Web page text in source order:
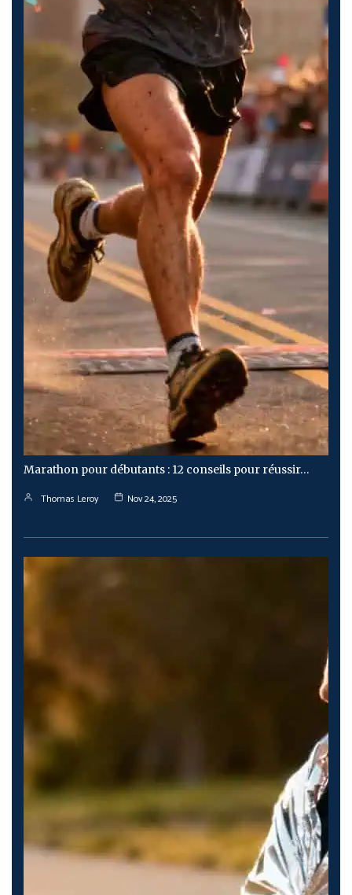
Marathon pour débutants : 12 conseils pour réussir…
Thomas Leroy Nov 24, 2025